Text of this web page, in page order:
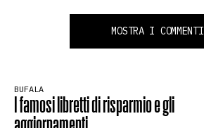
MOSTRA I COMMENTI
BUFALA
I famosi libretti di risparmio e gli